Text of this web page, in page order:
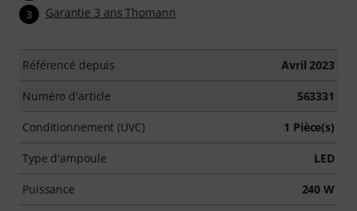
3 Garantie 3 ans Thomann
Référencé depuis Avril 2023
Numéro d'article 563331
Conditionnement (UVC) 1 Pièce(s)
Type d'ampoule LED
Puissance 240 W